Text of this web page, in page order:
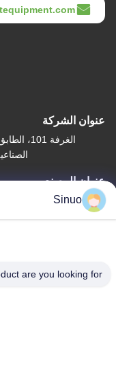
عنوان الشركة
عنوان المصنع
Sinuo
are you looking for?